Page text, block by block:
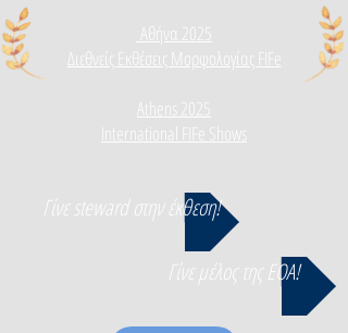
Αθήνα 2025
Διεθνεί
ς Εκθέσεις Μορφολογίας FIFe
Athens 2025
International FIFe Shows
Γίνε steward στην έκθεση!
Γίνε μέλος της ΕΟΑ!